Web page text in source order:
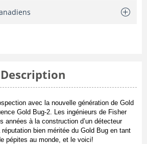
Description
avec la nouvelle génération de Gold
Gold Bug-2. Les ingénieurs de Fisher
années à la construction d’un détecteur
bien méritée du Gold Bug en tant
pépites au monde, et le voici!